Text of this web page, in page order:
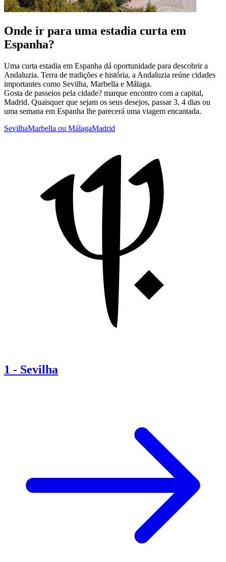
Onde ir para uma estadia curta em
Espanha?
Uma curta estadia em Espanha dá oportunidade para descobrir a
Andaluzia. Terra de tradições e história, a Andaluzia reúne cidades
importantes como Sevilha, Marbella e Málaga.
Gosta de passeios pela cidade? marque encontro com a capital,
Madrid. Quaisquer que sejam os seus desejos, passar 3, 4 dias ou
uma semana em Espanha lhe parecerá uma viagem encantada.
SevilhaMarbella ou MálagaMadrid
1 - Sevilha